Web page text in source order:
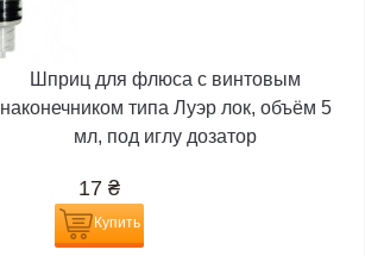
Шприц для флюса с винтовым
наконечником типа Луэр лок, объём 5
мл, под иглу дозатор
17 ₴
Купить